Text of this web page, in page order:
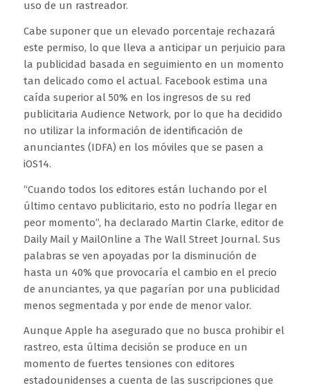
uso de un rastreador.
Cabe suponer que un elevado porcentaje rechazará
este permiso, lo que lleva a anticipar un perjuicio para
la publicidad basada en seguimiento en un momento
tan delicado como el actual. Facebook estima una
caída superior al 50% en los ingresos de su red
publicitaria Audience Network, por lo que ha decidido
no utilizar la información de identificación de
anunciantes (IDFA) en los móviles que se pasen a
iOS14.
“Cuando todos los editores están luchando por el
último centavo publicitario, esto no podría llegar en
peor momento”, ha declarado Martin Clarke, editor de
Daily Mail y MailOnline a The Wall Street Journal. Sus
palabras se ven apoyadas por la disminución de
hasta un 40% que provocaría el cambio en el precio
de anunciantes, ya que pagarían por una publicidad
menos segmentada y por ende de menor valor.
Aunque Apple ha asegurado que no busca prohibir el
rastreo, esta última decisión se produce en un
momento de fuertes tensiones con editores
estadounidenses a cuenta de las suscripciones que